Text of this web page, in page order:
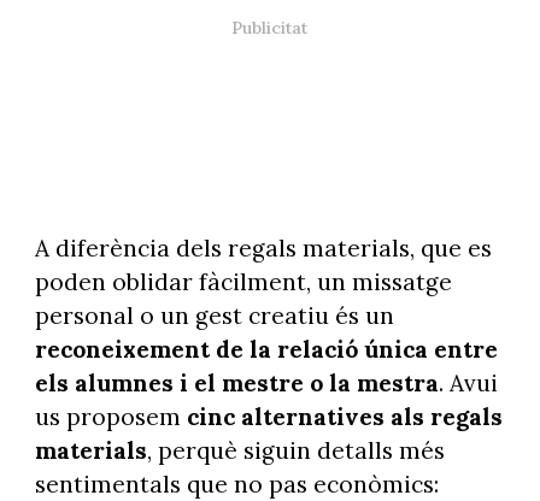
A diferència dels regals materials, que es
poden oblidar fàcilment, un missatge
personal o un gest creatiu és un
reconeixement de la relació única entre
els alumnes i el mestre o la mestra. Avui
us proposem cinc alternatives als regals
materials, perquè siguin detalls més
sentimentals que no pas econòmics: